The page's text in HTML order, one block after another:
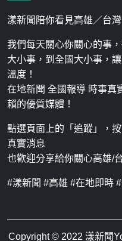
漾新聞陪你看見高雄／台灣
我們每天關心你關心的事
大小事，到全國大小事，
溫度！
在地新聞 全國報導 時事真
賴的優質媒體！
點選頁面上的「追蹤」，
真實消息
也歡迎分享給你關心高雄/
#漾新聞 #高雄 #在地即時
Copyright © 2022 漾新聞